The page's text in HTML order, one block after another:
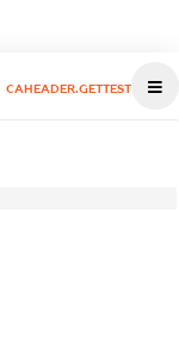
CAHEADER.GETTEST